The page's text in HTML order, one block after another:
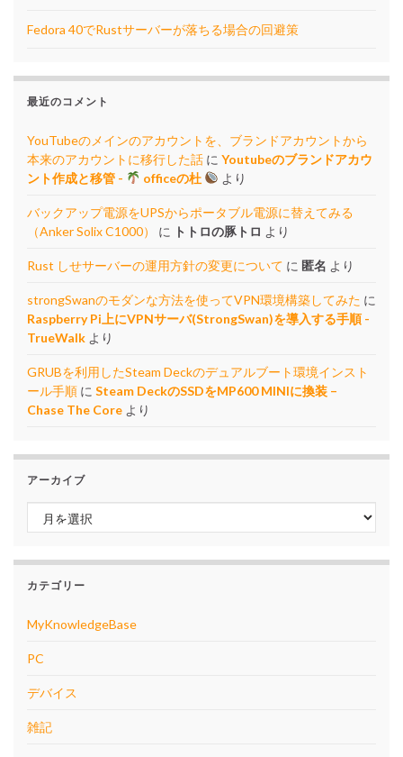
Fedora 40でRustサーバーが落ちる場合の回避策
最近のコメント
YouTubeのメインのアカウントを、ブランドアカウントから
本来のアカウントに移行した話 に Youtubeのブランドアカウ
ント作成と移管 -
officeの杜 より
バックアップ電源をUPSからポータブル電源に替えてみる
（Anker Solix C1000）
に トトロの豚トロ より
Rust しせサーバーの運用方針の変更について に 匿名 より
strongSwanのモダンな方法を使ってVPN環境構築してみた に
Raspberry Pi上にVPNサーバ(StrongSwan)を導入する手順 -
TrueWalk より
GRUBを利用したSteam Deckのデュアルブート環境インスト
ール手順 に Steam DeckのSSDをMP600 MINIに換装 –
Chase The Core より
アーカイブ
アーカイブ
カテゴリー
MyKnowledgeBase
PC
デバイス
雑記